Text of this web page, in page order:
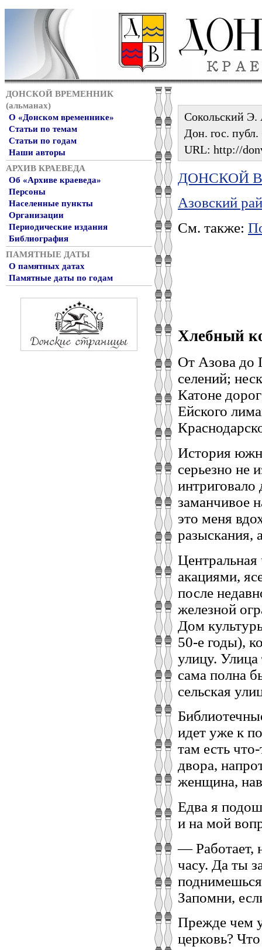
ДОНСКОЙ ВРЕМЕННИК
(альманах)
О «Донском временнике»
Статьи по темам
Статьи по годам
Наши авторы
АРХИВ КРАЕВЕДА
Об «Архиве краеведа»
Персоны
Населенные пункты
Организации
Периодические издания
Библиография
ПАМЯТНЫЕ ДАТЫ
О памятных датах
Памятные даты по годам
Сокольский Э.
Дон. гос.
URL: http://
ДОНСКОЙ
Азовский
См. также:
Хлебный
От Азова до
селений;
Катоне
Ейского
История
серьезно не
интриговало
заманчивое
это меня
разыскания,
акациями,
после
железной
Дом
50-е годы),
улицу. Улица
сама полна
сельская
идет уже к
там есть
двора,
женщина,
Едва я
и на мой
— Работает,
часу. Да ты
поднимешься
Запомни,
Прежде чем
церковь?